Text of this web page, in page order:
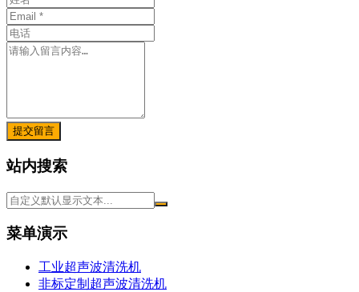
提交留言
站内搜索
菜单演示
工业超声波清洗机
非标定制超声波清洗机